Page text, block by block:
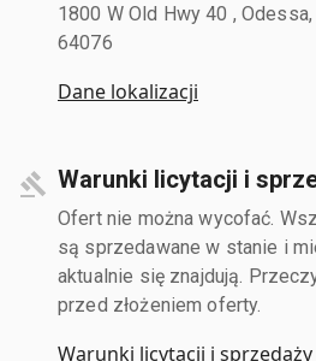
1800 W Old Hwy 40 ,
64076
Dane lokalizacji
Warunki licytacji i
Ofert nie można wycofać.
są sprzedawane w stanie i
aktualnie się znajdują.
przed złożeniem oferty.
Warunki licytacji i sprzedaży